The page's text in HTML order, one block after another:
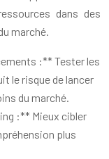
dans des
marché.
:** Tester les
le risque de lancer
du marché.
:** Mieux cibler
plus